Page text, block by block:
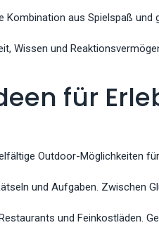
Kombination aus Spielspaß
Wissen und
für
Outdoor-Möglichkeiten
und Aufgaben. Zwischen
und Feinkostläden.